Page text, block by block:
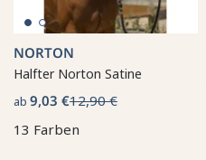
NORTON
Halfter Norton Satine
ab 9,03 €12,90 €
13 Farben